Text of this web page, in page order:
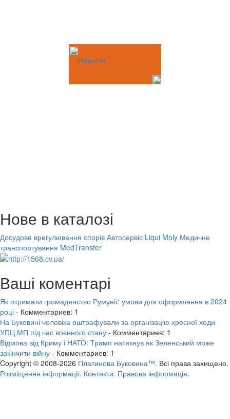
Новости
Нове в каталозі
Досудове врегулювання спорів Автосервіс Liqui Moly Медичне
транспортування MedTransfer
Ваші коментарі
Як отримати громадянство Румунії: умови для оформлення в 2024
році - Комментариев: 1
На Буковині чоловіка оштрафували за організацію хресної ходи
УПЦ МП під час воєнного стану - Комментариев: 1
Відмова від Криму і НАТО: Трамп натякнув як Зеленський може
закінчити війну - Комментариев: 1
Copyright © 2008-2026 Платинова Буковина™. Всі права захищено.
Розміщення інформації. Контакти. Правова інформація.